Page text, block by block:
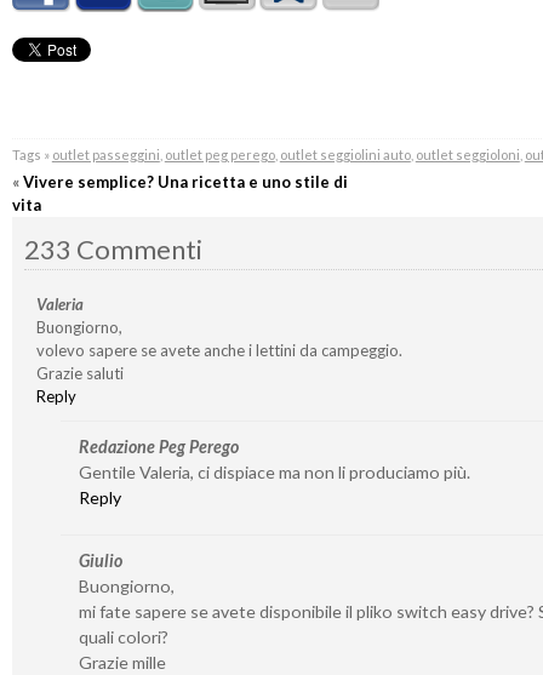
Tags » outlet passeggini outlet peg perego, outlet seggiolini auto, outlet seggioloni
«Vivere semplice? Una ricetta e uno stile di
vita
233 Commenti
Valeria
Buongiorno,
volevo sapere se avete anche i lettini da campeggio.
Grazie saluti
Reply
Redazione Peg Perego
Gentile Valeria, ci dispiace ma non li produciamo più.
Reply
Giulio
Buongiorno,
mi fate sapere se avete disponibile il pliko switch easy drive?
quali colori?
Grazie mille